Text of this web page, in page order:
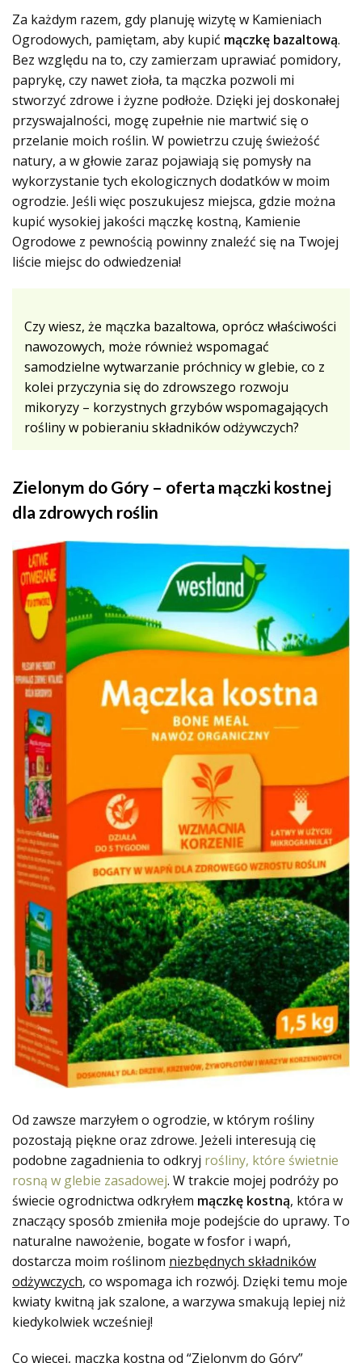
Za każdym razem, gdy planuję wizytę w Kamieniach
Ogrodowych, pamiętam, aby kupić mączkę bazaltową.
Bez względu na to, czy zamierzam uprawiać pomidory,
paprykę, czy nawet zioła, ta mączka pozwoli mi
stworzyć zdrowe i żyzne podłoże. Dzięki jej doskonałej
przyswajalności, mogę zupełnie nie martwić się o
przelanie moich roślin. W powietrzu czuję świeżość
natury, a w głowie zaraz pojawiają się pomysły na
wykorzystanie tych ekologicznych dodatków w moim
ogrodzie. Jeśli więc poszukujesz miejsca, gdzie można
kupić wysokiej jakości mączkę kostną, Kamienie
Ogrodowe z pewnością powinny znaleźć się na Twojej
liście miejsc do odwiedzenia!
Czy wiesz, że mączka bazaltowa, oprócz właściwości
nawozowych, może również wspomagać
samodzielne wytwarzanie próchnicy w glebie, co z
kolei przyczynia się do zdrowszego rozwoju
mikoryzy – korzystnych grzybów wspomagających
rośliny w pobieraniu składników odżywczych?
Zielonym do Góry – oferta mączki kostnej
dla zdrowych roślin
Od zawsze marzyłem o ogrodzie, w którym rośliny
pozostają piękne oraz zdrowe. Jeżeli interesują cię
podobne zagadnienia to odkryj rośliny, które świetnie
rosną w glebie zasadowej. W trakcie mojej podróży po
świecie ogrodnictwa odkryłem mączkę kostną, która w
znaczący sposób zmieniła moje podejście do uprawy. To
naturalne nawożenie, bogate w fosfor i wapń,
dostarcza moim roślinom niezbędnych składników
odżywczych, co wspomaga ich rozwój. Dzięki temu moje
kwiaty kwitną jak szalone, a warzywa smakują lepiej niż
kiedykolwiek wcześniej!
Co więcej, mączka kostna od “Zielonym do Góry”